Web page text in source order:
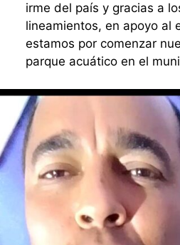
irme del país y gracias a
lineamientos, en apoyo al
estamos por comenzar
parque acuático en el